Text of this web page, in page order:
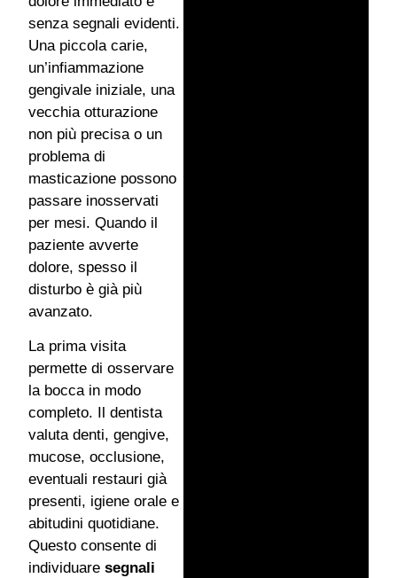
senza segnali evidenti.
Una piccola carie,
un’infiammazione
gengivale iniziale, una
vecchia otturazione
non più precisa o un
problema di
masticazione possono
passare inosservati
per mesi. Quando il
paziente avverte
dolore, spesso il
disturbo è già più
avanzato.
La prima visita
permette di osservare
la bocca in modo
completo. Il dentista
valuta denti, gengive,
mucose, occlusione,
eventuali restauri già
presenti, igiene orale e
abitudini quotidiane.
Questo consente di
individuare segnali